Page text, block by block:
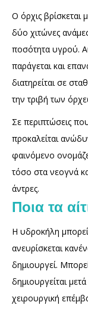
Ο όρχις βρίσκεται
δύο χιτώνες
ποσότητα υγρού.
παράγεται και
διατηρείται σε
την τριβή των
Σε περιπτώσεις
προκαλείται
φαινόμενο
τόσο στα νεογνά
άντρες.
Ποια τα
Η υδροκήλη
ανευρίσκεται
δημιουργεί.
δημιουργείται
χειρουργική